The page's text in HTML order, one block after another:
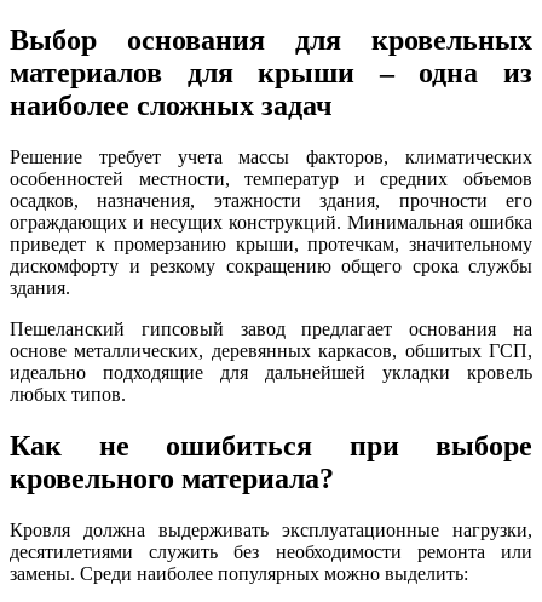
Выбор основания для кровельных
материалов для крыши – одна из
наиболее сложных задач
Решение требует учета массы факторов, климатических
особенностей местности, температур и средних объемов
осадков, назначения, этажности здания, прочности его
ограждающих и несущих конструкций. Минимальная ошибка
приведет к промерзанию крыши, протечкам, значительному
дискомфорту и резкому сокращению общего срока службы
здания.
Пешеланский гипсовый завод предлагает основания на
основе металлических, деревянных каркасов, обшитых ГСП,
идеально подходящие для дальнейшей укладки кровель
любых типов.
Как не ошибиться при выборе
кровельного материала?
Кровля должна выдерживать эксплуатационные нагрузки,
десятилетиями служить без необходимости ремонта или
замены. Среди наиболее популярных можно выделить: